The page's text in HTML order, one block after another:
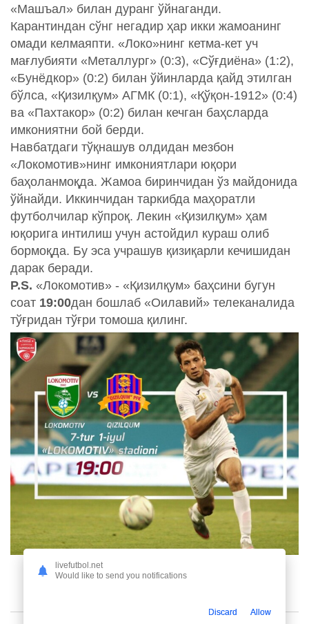
«Машъал» билан дуранг ўйнаганди.
Карантиндан сўнг негадир ҳар икки жамоанинг
омади келмаяпти. «Локо»нинг кетма-кет уч
мағлубияти «Металлург» (0:3), «Сўғдиёна» (1:2),
«Бунёдкор» (0:2) билан ўйинларда қайд этилган
бўлса, «Қизилқум» АГМК (0:1), «Қўқон-1912» (0:4)
ва «Пахтакор» (0:2) билан кечган баҳсларда
имкониятни бой берди.
Навбатдаги тўқнашув олдидан мезбон
«Локомотив»нинг имкониятлари юқори
баҳоланмоқда. Жамоа биринчидан ўз майдонида
ўйнайди. Иккинчидан таркибда маҳоратли
футболчилар кўпроқ. Лекин «Қизилқум» ҳам
юқорига интилиш учун астойдил кураш олиб
бормоқда. Бу эса учрашув қизиқарли кечишидан
дарак беради.
P.S. «Локомотив» - «Қизилқум» баҳсини бугун
соат 19:00дан бошлаб «Оилавий» телеканалида
тўғридан тўғри томоша қилинг.
livefutbol.net
Would like to send you notifications
Discard Allow